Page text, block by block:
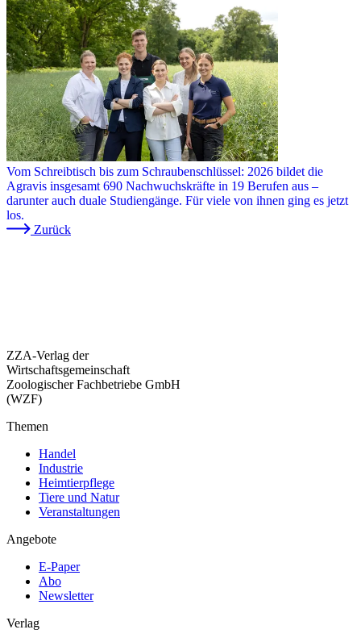
Vom Schreibtisch bis zum Schraubenschlüssel: 2026 bildet die
Agravis insgesamt 690 Nachwuchskräfte in 19 Berufen aus –
darunter auch duale Studiengänge. Für viele von ihnen ging es jetzt
los.
Zurück
ZZA-Verlag der
Wirtschaftsgemeinschaft
Zoologischer Fachbetriebe GmbH
(WZF)
Themen
Handel
Industrie
Heimtierpflege
Tiere und Natur
Veranstaltungen
Angebote
E-Paper
Abo
Newsletter
Verlag